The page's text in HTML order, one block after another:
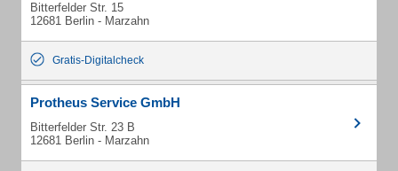
Bitterfelder Str. 15
12681 Berlin - Marzahn
Gratis-Digitalcheck
Protheus Service GmbH
Bitterfelder Str. 23 B
12681 Berlin - Marzahn